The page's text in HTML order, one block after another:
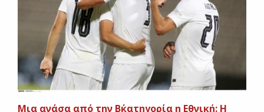
Μια ανάσα από την Β΄κατηγορία η Εθνική: Η